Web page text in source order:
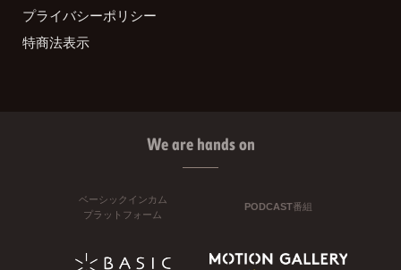
プライバシーポリシー
特商法表示
We are hands on
ベーシックインカム
プラットフォーム
PODCAST番組